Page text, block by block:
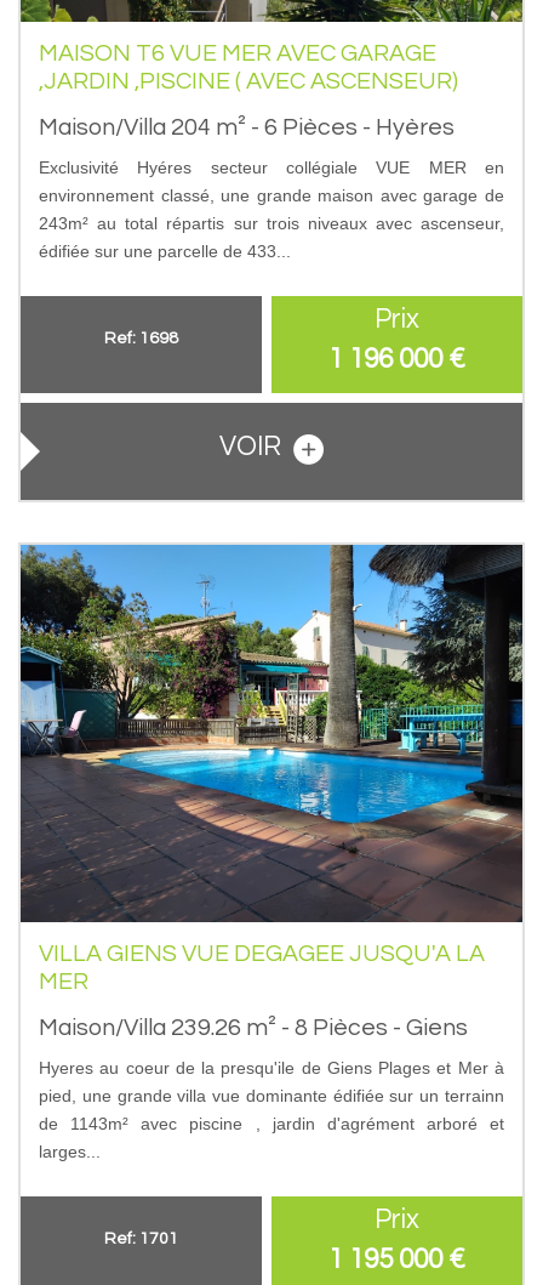
MAISON T6 VUE MER AVEC GARAGE
,JARDIN ,PISCINE ( AVEC ASCENSEUR)
Maison/Villa 204 m² - 6 Pièces - Hyères
Exclusivité Hyéres secteur collégiale VUE MER en
environnement classé, une grande maison avec garage de
243m² au total répartis sur trois niveaux avec ascenseur,
édifiée sur une parcelle de 433...
Ref: 1698
Prix
1 196 000 €
VOIR
VILLA GIENS VUE DEGAGEE JUSQU'A LA
MER
Maison/Villa 239.26 m² - 8 Pièces - Giens
Hyeres au coeur de la presqu'ile de Giens Plages et Mer à
pied, une grande villa vue dominante édifiée sur un terrainn
de 1143m² avec piscine , jardin d'agrément arboré et
larges...
Ref: 1701
Prix
1 195 000 €